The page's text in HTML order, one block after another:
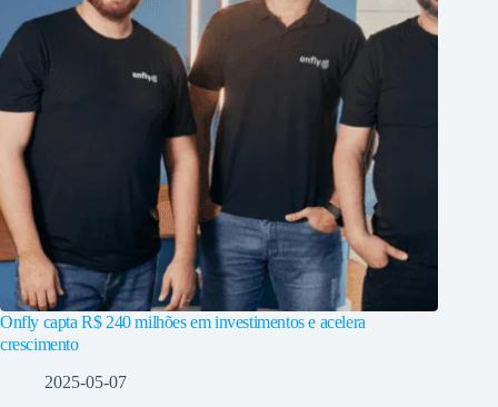
Onfly capta R$ 240 milhões em investimentos e acelera
crescimento
2025-05-07